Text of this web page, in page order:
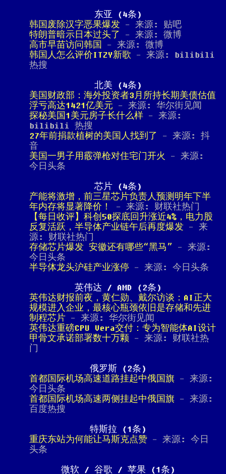
东亚 (4条)
韩国废除汉字恶果爆发 - 来源: 贴吧
特朗普暗示日本过头了
- 来源: 微博
高市早苗访问韩国
- 来源: 微博
韩国人怎么评价ITZY新歌 - 来源: bilibili
热搜
北美 (4条)
美国财政部：海外投资者3月所持长期美债估值
浮亏高达1421亿美元 - 来源: 华尔街见闻
探秘美国1美元房子长什么样 - 来源:
bilibili 热搜
27年前捐款植树的美国人找到了
- 来源: 抖
音
美国一男子用霰弹枪对住宅门开火 - 来源:
今日头条
芯片 (4条)
产能将激增，前三星芯片负责人预测明年下半
年内存将显著降价！
- 来源: 财联社热门
【每日收评】科创50探底回升涨近4%，电力股
反复活跃，半导体产业链午后再度爆发 - 来
源: 财联社热门
存储芯片爆发 安徽还有哪些“黑马” - 来源:
今日头条
半导体龙头沪硅产业涨停 - 来源: 今日头条
英伟达 / AMD (2条)
英伟达财报前夜，黄仁勋、戴尔访谈：AI正大
规模进入企业，最核心瓶颈依旧是存储和先进
制程芯片 - 来源: 华尔街见闻
英伟达重磅CPU Vera交付：专为智能体AI设计
甲骨文承诺部署数十万颗 - 来源: 财联社热
门
俄罗斯 (2条)
首都国际机场高速道路挂起中俄国旗 - 来源:
今日头条
首都国际机场高速两侧挂起中俄国旗 - 来源:
百度热搜
特斯拉 (1条)
重庆东站为何能让马斯克点赞 - 来源: 今日
头条
微软 / 谷歌 / 苹果 (1条)